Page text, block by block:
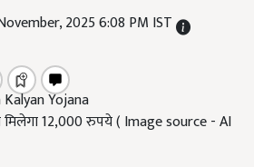
2025 6:08 PM IST
12,000 रुपये ( Image source - AI